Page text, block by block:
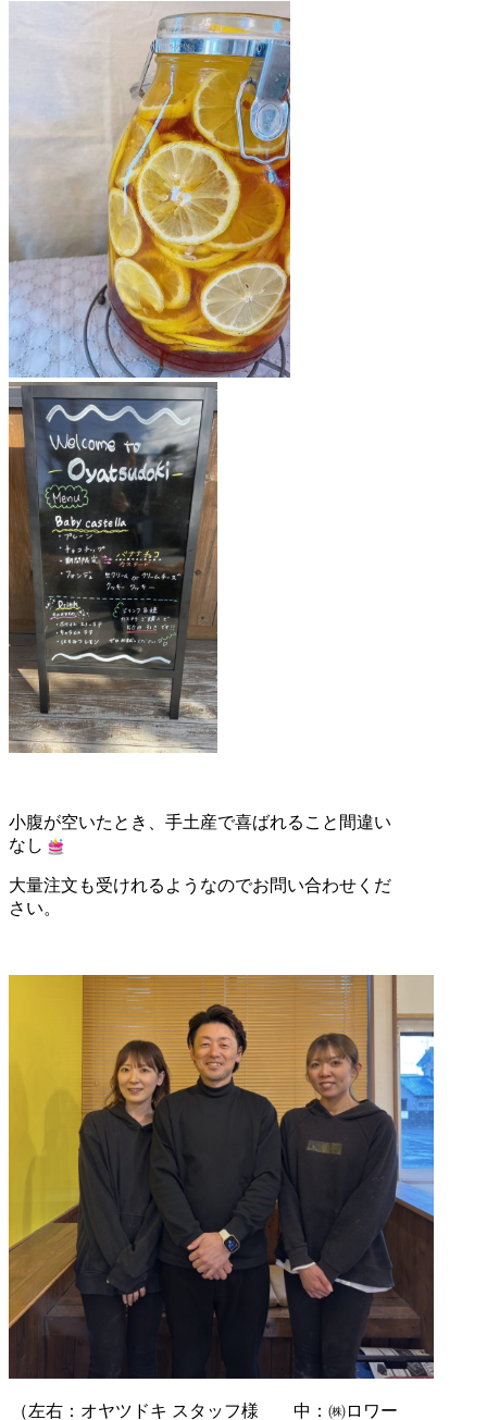
小腹が空いたとき、手土産で喜ばれること間違い
なし
大量注文も受けれるようなのでお問い合わせくだ
さい。
（左右：オヤツドキ スタッフ様 中：㈱ロワー